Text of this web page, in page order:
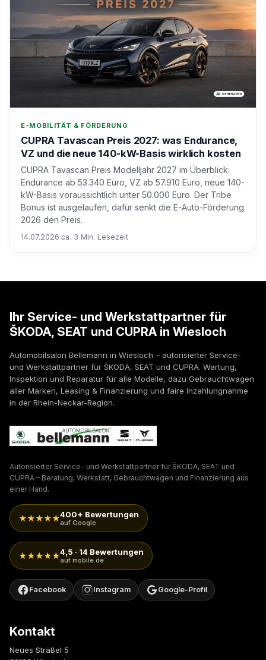
E-MOBILITÄT & FÖRDERUNG
CUPRA Tavascan Preis 2027: was Endurance,
VZ und die neue 140-kW-Basis wirklich kosten
CUPRA Tavascan Preis Modelljahr 2027 im Überblick:
Endurance ab 53.340 Euro, VZ ab 57.910 Euro, neue 140-
kW-Basis voraussichtlich unter 50.000 Euro. Der Tribe
Bonus ist ausgelaufen, dafür senkt die E-Auto-Förderung
2026 den Preis.
14.07.2026·ca. 3 Min. Lesezeit
Ihr Service- und Werkstattpartner für
ŠKODA, SEAT und CUPRA in Wiesloch
Automobilsalon Bellemann in Wiesloch – autorisierter Service-
und Werkstattpartner für ŠKODA, SEAT und CUPRA. Wartung,
Inspektion und Reparatur für alle Modelle, dazu Gebrauchtwagen
aller Marken, Leasing & Finanzierung und faire Inzahlungnahme
in der Rhein-Neckar-Region.
Autorisierter Service- und Werkstattpartner für ŠKODA, SEAT und
CUPRA – Beratung, Werkstatt, Gebrauchtwagen und Finanzierung aus
einer Hand.
★★★★★400+ Bewertungen
auf Google
★★★★★4,5 · 14 Bewertungen
auf mobile.de
Facebook Instagram Google-Profil
Kontakt
Neues Sträßel 5